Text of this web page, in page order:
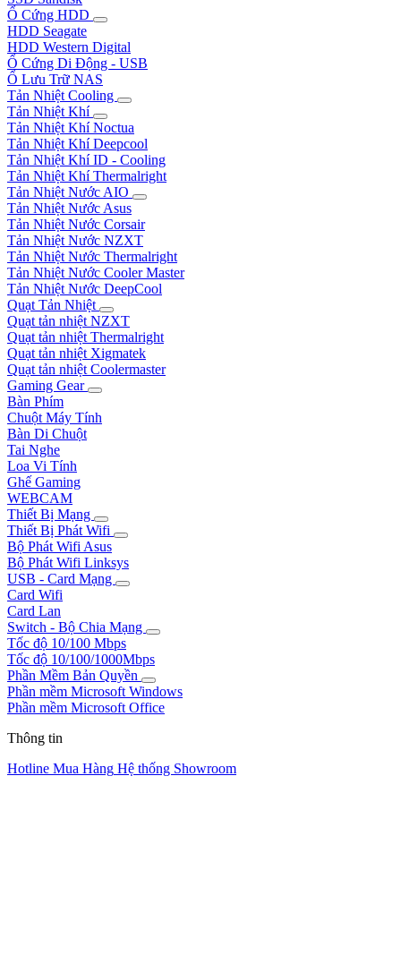
Ổ Cứng HDD
HDD Seagate
HDD Western Digital
Ổ Cứng Di Động - USB
Ổ Lưu Trữ NAS
Tản Nhiệt Cooling
Tản Nhiệt Khí
Tản Nhiệt Khí Noctua
Tản Nhiệt Khí Deepcool
Tản Nhiệt Khí ID - Cooling
Tản Nhiệt Khí Thermalright
Tản Nhiệt Nước AIO
Tản Nhiệt Nước Asus
Tản Nhiệt Nước Corsair
Tản Nhiệt Nước NZXT
Tản Nhiệt Nước Thermalright
Tản Nhiệt Nước Cooler Master
Tản Nhiệt Nước DeepCool
Quạt Tản Nhiệt
Quạt tản nhiệt NZXT
Quạt tản nhiệt Thermalright
Quạt tản nhiệt Xigmatek
Quạt tản nhiệt Coolermaster
Gaming Gear
Bàn Phím
Chuột Máy Tính
Bàn Di Chuột
Tai Nghe
Loa Vi Tính
Ghế Gaming
WEBCAM
Thiết Bị Mạng
Thiết Bị Phát Wifi
Bộ Phát Wifi Asus
Bộ Phát Wifi Linksys
USB - Card Mạng
Card Wifi
Card Lan
Switch - Bộ Chia Mạng
Tốc độ 10/100 Mbps
Tốc độ 10/100/1000Mbps
Phần Mềm Bản Quyền
Phần mềm Microsoft Windows
Phần mềm Microsoft Office
Thông tin
Hotline Mua Hàng Hệ thống Showroom